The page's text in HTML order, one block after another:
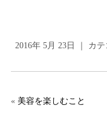
2016年 5月 23日 ｜ カテ
« 美容を楽しむこと